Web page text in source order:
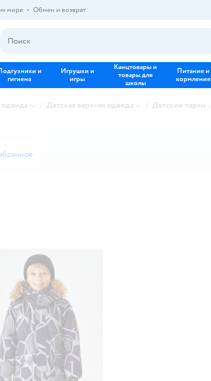
мире Обмен и возврат
и
гигиена
Игрушки и
игры
Канцтовары и
товары для
школы
Питание и
кормление
Детская верхняя одежда Детские парки